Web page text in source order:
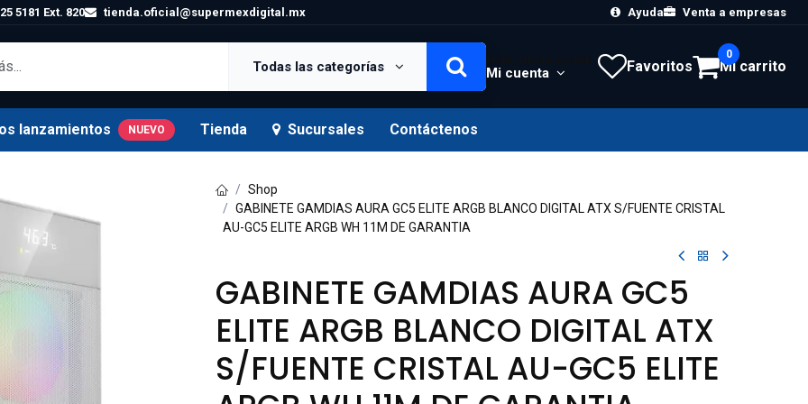
5181 Ext. 820 tienda.oficial@supermexdigital.mx Ayuda Venta a empresas
Todas las categorías Mi cuenta Favoritos Mi carrito
0
lanzamientos NUEVO Tienda Sucursales Contáctenos
Shop
GABINETE GAMDIAS AURA GC5 ELITE ARGB BLANCO DIGITAL ATX S/FUENTE CRISTAL
AU-GC5 ELITE ARGB WH 11M DE GARANTIA
GABINETE GAMDIAS AURA GC5
ELITE ARGB BLANCO DIGITAL ATX
S/FUENTE CRISTAL AU-GC5 ELITE